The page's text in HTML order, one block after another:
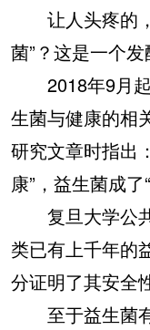
让人头疼的，
菌”？这是一个发
2018年9月起
生菌与健康的相
研究文章时指出
康”，益生菌成了
复旦大学公共
类已有上千年的
分证明了其安全
至于益生菌有